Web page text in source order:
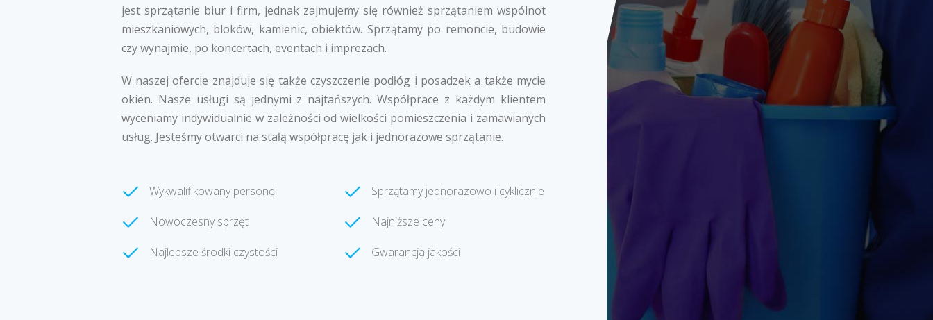
jest sprzątanie biur i firm, jednak zajmujemy się również sprzątaniem wspólnot
mieszkaniowych, bloków, kamienic, obiektów. Sprzątamy po remoncie, budowie
czy wynajmie, po koncertach, eventach i imprezach.
W naszej ofercie znajduje się także czyszczenie podłóg i posadzek a także mycie
okien. Nasze usługi są jednymi z najtańszych. Współprace z każdym klientem
wyceniamy indywidualnie w zależności od wielkości pomieszczenia i zamawianych
usług. Jesteśmy otwarci na stałą współpracę jak i jednorazowe sprzątanie.
Wykwalifikowany personel
Nowoczesny sprzęt
Najlepsze środki czystości
Sprzątamy jednorazowo i cyklicznie
Najniższe ceny
Gwarancja jakości